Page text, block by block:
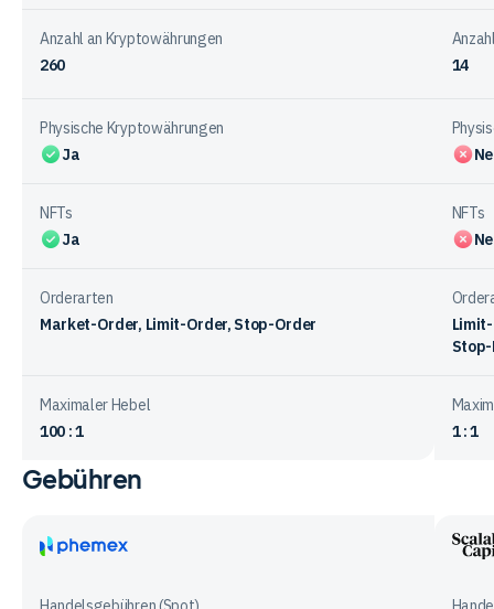
Anzahl an Kryptowährungen
260
14
Physische Kryptowährungen
Ja
NFTs
Ja
NFTs
Orderarten
Market-Order, Limit-Order, Stop-Order
Maximaler Hebel
100 : 1
1 : 1
Vergleichstabelle
bei
Gebühren